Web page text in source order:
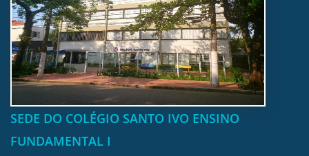
SEDE DO COLÉGIO SANTO IVO ENSINO
FUNDAMENTAL I